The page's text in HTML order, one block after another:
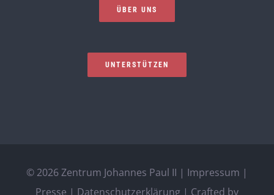
ÜBER UNS
UNTERSTÜTZEN
© 2026 Zentrum Johannes Paul II | Impressum |
Presse | Datenschutzerklärung | Crafted by